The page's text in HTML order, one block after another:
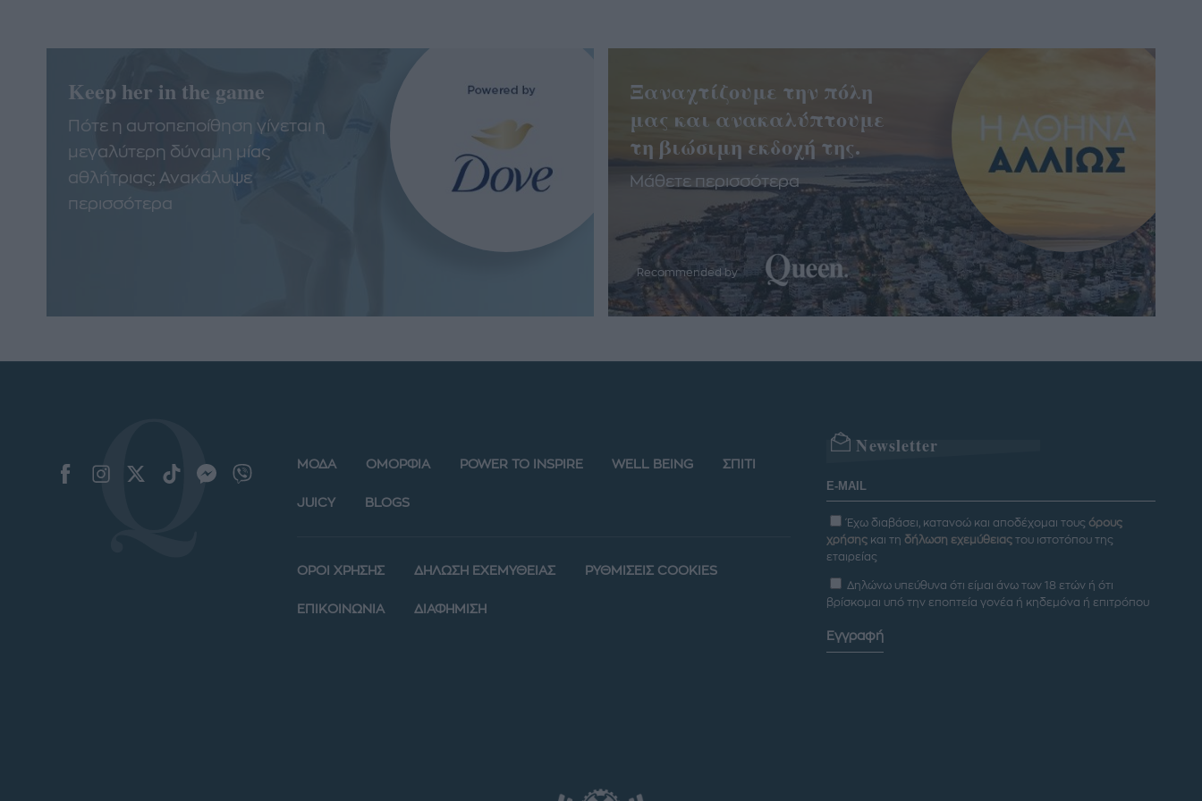
Keep her in the game
Πότε η αυτοπεποίθηση γίνεται η
μεγαλύτερη δύναμη μίας
αθλήτριας; Ανακάλυψε
περισσότερα
Ξαναχτίζουμε την πόλη
μας και ανακαλύπτουμε
τη βιώσιμη εκδοχή της.
Μάθετε περισσότερα
Recommended by
ΜΟΔΑ ΟΜΟΡΦΙΑ POWER TO INSPIRE WELL BEING ΣΠΙΤΙ
JUICY BLOGS
ΟΡΟΙ ΧΡΗΣΗΣ ΔΗΛΩΣΗ ΕΧΕΜΥΘΕΙΑΣ ΡΥΘΜΙΣΕΙΣ COOKIES
ΕΠΙΚΟΙΝΩΝΙΑ ΔΙΑΦΗΜΙΣΗ
Newsletter
Έχω διαβάσει, κατανοώ και αποδέχομαι τους όρους
χρήσης και τη δήλωση εχεμύθειας του ιστοτόπου της
εταιρείας
Δηλώνω υπεύθυνα ότι είμαι άνω των 18 ετών ή ότι
βρίσκομαι υπό την εποπτεία γονέα ή κηδεμόνα ή επιτρόπου
Εγγραφή